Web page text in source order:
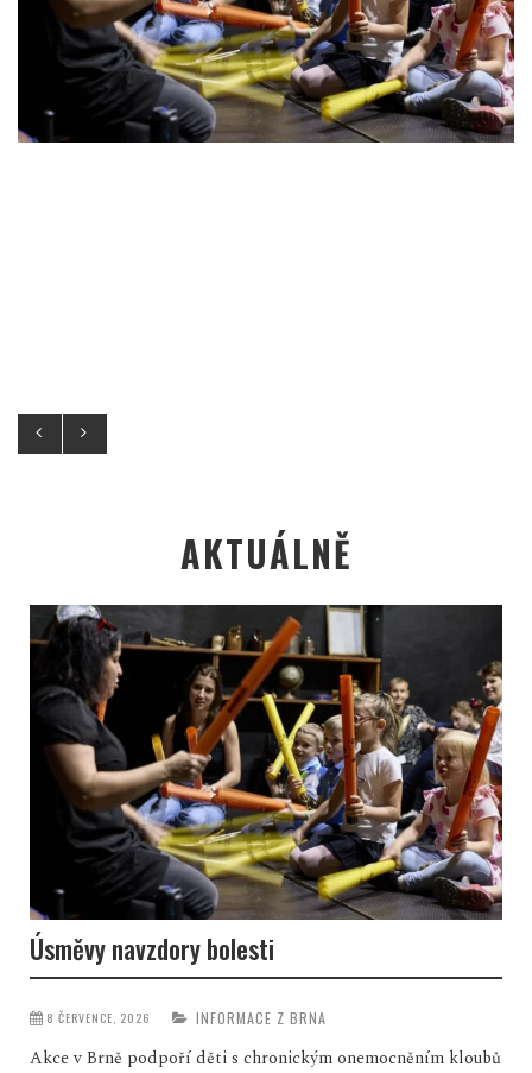
AKTUÁLNĚ
Úsměvy navzdory bolesti
8 ČERVENCE, 2026 INFORMACE Z BRNA
Akce v Brně podpoří děti s chronickým onemocněním kloubů